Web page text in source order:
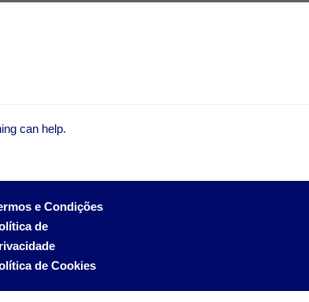
can help.
e Condições
de
de Cookies